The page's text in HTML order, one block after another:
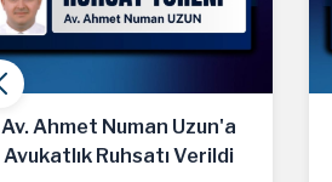
Av. Esin Cirav'a Avukatlık
Ruhsatı Verildi